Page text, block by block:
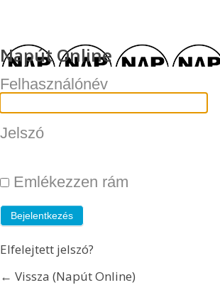
Napút Online
Felhasználónév
Jelszó
Emlékezzen rám
Elfelejtett jelszó?
← Vissza (Napút Online)